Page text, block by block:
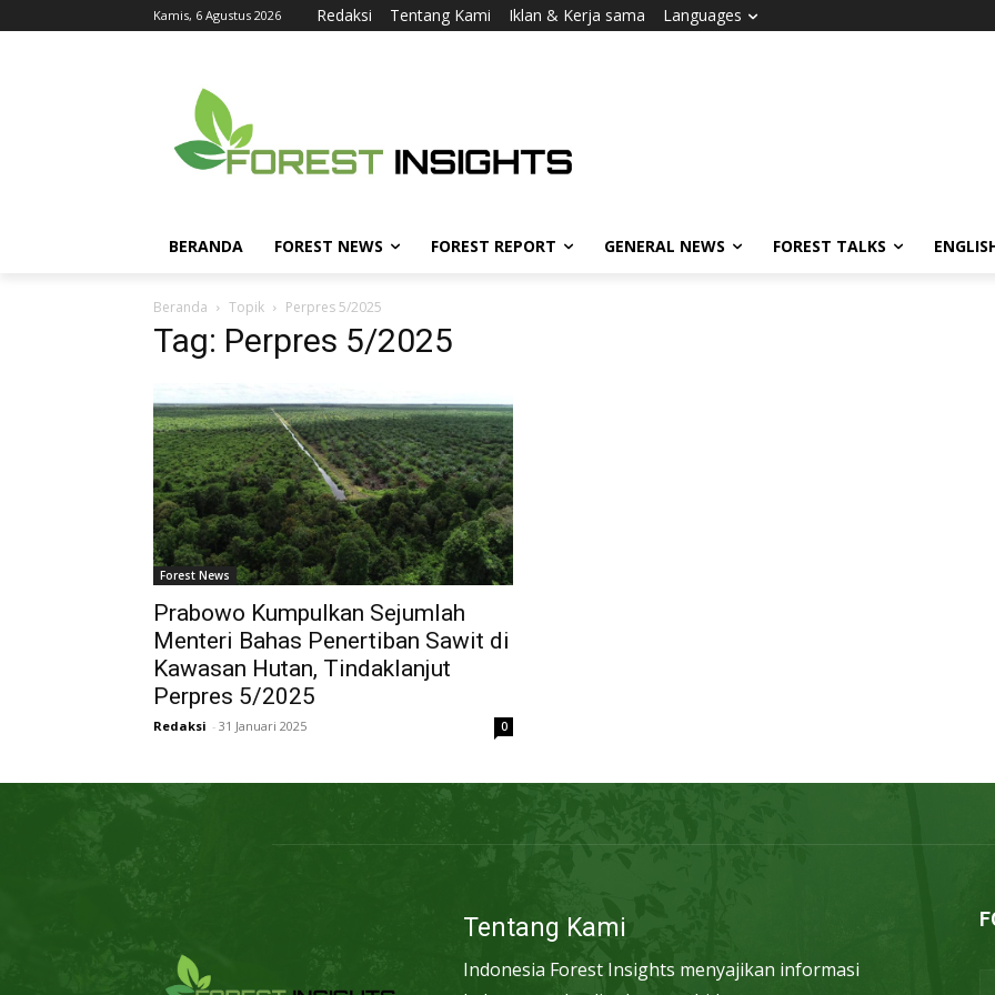
Kamis, 6 Agustus 2026 Redaksi Tentang Kami Iklan & Kerja sama Languages
BERANDA FOREST NEWS FOREST REPORT GENERAL NEWS FOREST TALKS
Beranda Topik Perpres 5/2025
Tag: Perpres 5/2025
Forest News
Prabowo Kumpulkan Sejumlah
Menteri Bahas Penertiban Sawit di
Kawasan Hutan, Tindaklanjut
Perpres 5/2025
Redaksi - 31 Januari 2025 0
Tentang Kami
Indonesia Forest Insights menyajikan informasi